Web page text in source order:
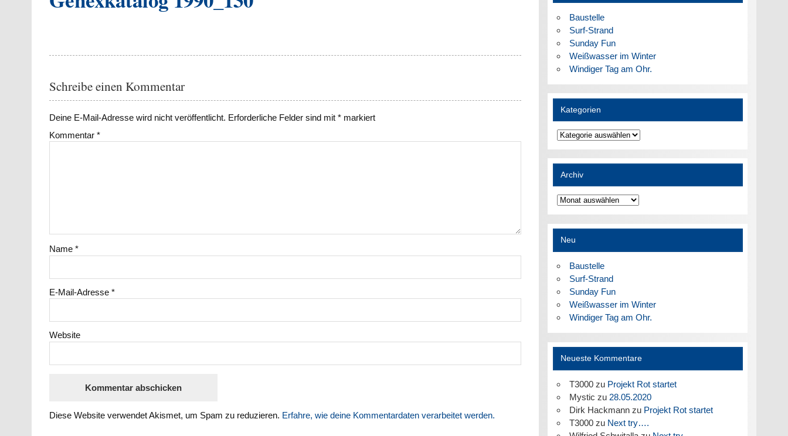
Schreibe einen Kommentar
Deine E-Mail-Adresse wird nicht veröffentlicht. Erforderliche Felder sind mit* markiert
Kommentar*
Name*
E-Mail-Adresse*
Website
Diese Website verwendet Akismet, um Spam zu reduzieren. Erfahre, wie deine Kommentardaten verarbeitet werden.
Baustelle
Surf-Strand
Sunday Fun
Weißwasser im Winter
Windiger Tag am Ohr.
Kategorien
Kategorien
Archiv
Archiv
Neu
Baustelle
Surf-Strand
Sunday Fun
Weißwasser im Winter
Windiger Tag am Ohr.
Neueste Kommentare
T3000zu Projekt Rot startet
Mystic zu 28.05.2020
Dirk Hackmannzu Projekt Rot startet
T3000zu Next try….